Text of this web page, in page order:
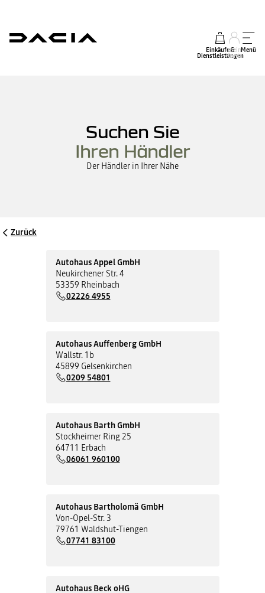
Einkäufe &
Dienstleistungen
mein
Konto
Menü
Suchen Sie
Ihren Händler
Der Händler in Ihrer Nähe
Zurück
Autohaus Appel GmbH
Neukirchener Str. 4
53359 Rheinbach
02226 4955
Autohaus Auffenberg GmbH
Wallstr. 1b
45899 Gelsenkirchen
0209 54801
Autohaus Barth GmbH
Stockheimer Ring 25
64711 Erbach
06061 960100
Autohaus Bartholomä GmbH
Von-Opel-Str. 3
79761 Waldshut-Tiengen
07741 83100
Autohaus Beck oHG